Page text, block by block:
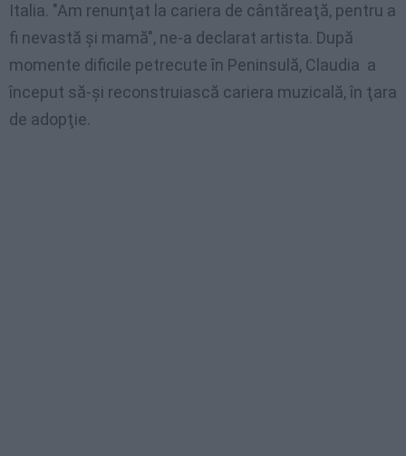
Italia. "Am renunţat la cariera de cântăreaţă, pentru a
fi nevastă şi mamă", ne-a declarat artista. După
momente dificile petrecute în Peninsulă, Claudia a
început să-şi reconstruiască cariera muzicală,în ţara
de adopţie.